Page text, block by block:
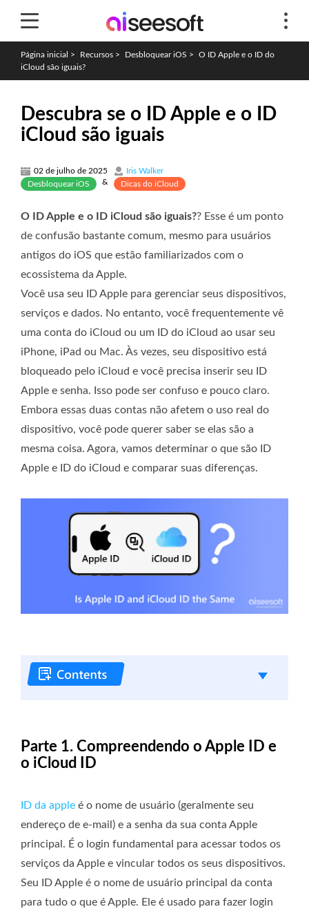
Página inicial > Recursos > Desbloquear iOS >
O ID Apple e o ID do
iCloud são iguais?
Descubra se o ID Apple e o ID
iCloud são iguais
02 de julho de 2025
Iris Walker
Desbloquear iOS
& Dicas do iCloud
O ID Apple e o ID iCloud são iguais?? Esse é um ponto
de confusão bastante comum, mesmo para usuários
antigos do iOS que estão familiarizados com o
ecossistema da Apple.
Você usa seu ID Apple para gerenciar seus dispositivos,
serviços e dados. No entanto, você frequentemente vê
uma conta do iCloud ou um ID do iCloud ao usar seu
iPhone, iPad ou Mac. Às vezes, seu dispositivo está
bloqueado pelo iCloud e você precisa inserir seu ID
Apple e senha. Isso pode ser confuso e pouco claro.
Embora essas duas contas não afetem o uso real do
dispositivo, você pode querer saber se elas são a
mesma coisa. Agora, vamos determinar o que são ID
Apple e ID do iCloud e comparar suas diferenças.
Parte 1. Compreendendo o Apple ID e
o iCloud ID
ID da apple é o nome de usuário (geralmente seu
endereço de e-mail) e a senha da sua conta Apple
principal. É o login fundamental para acessar todos os
serviços da Apple e vincular todos os seus dispositivos.
Seu ID Apple é o nome de usuário principal da conta
para tudo o que é Apple. Ele é usado para fazer login